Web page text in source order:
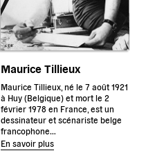
Maurice Tillieux
Maurice Tillieux, né le 7 août 1921
à Huy (Belgique) et mort le 2
février 1978 en France, est un
dessinateur et scénariste belge
francophone…
En savoir plus